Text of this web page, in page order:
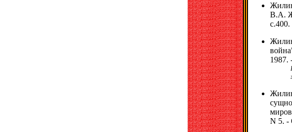
В.А.
с.400.
1987.
N 5. -